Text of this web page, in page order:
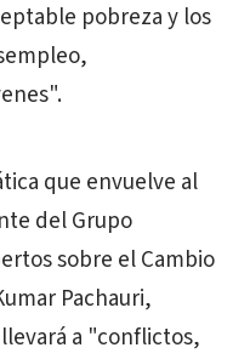
pobreza y los
que envuelve al
del Grupo
sobre el Cambio
Pachauri,
a "conflictos,